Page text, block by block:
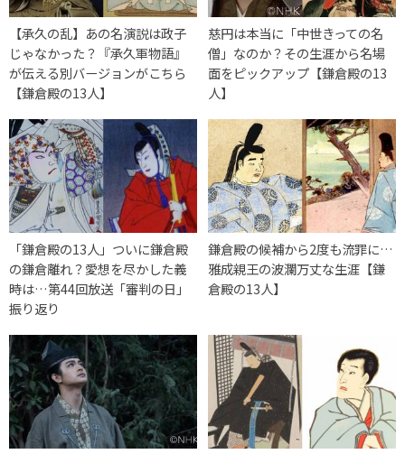
【承久の乱】あの名演説は政子
じゃなかった？『承久軍物語』
が伝える別バージョンがこちら
【鎌倉殿の13人】
慈円は本当に「中世きっての名
僧」なのか？その生涯から名場
面をピックアップ【鎌倉殿の13
人】
「鎌倉殿の13人」ついに鎌倉殿
の鎌倉離れ？愛想を尽かした義
時は…第44回放送「審判の日」
振り返り
鎌倉殿の候補から2度も流罪に…
雅成親王の波瀾万丈な生涯【鎌
倉殿の13人】